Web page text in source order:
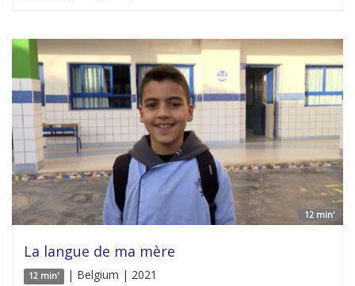
12 min'
La langue de ma mère
12 min' | Belgium | 2021